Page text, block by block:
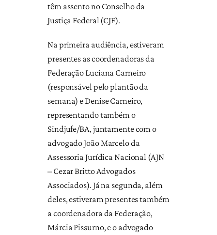
têm assento no Conselho da
Justiça Federal (CJF).
Na primeira audiência, estiveram
presentes as coordenadoras da
Federação Luciana Carneiro
(responsável pelo plantão da
semana) e Denise Carneiro,
representando também o
Sindjufe/BA, juntamente com o
advogado João Marcelo da
Assessoria Jurídica Nacional (AJN
– Cezar Britto Advogados
Associados). Já na segunda, além
deles, estiveram presentes também
a coordenadora da Federação,
Márcia Pissurno, e o advogado